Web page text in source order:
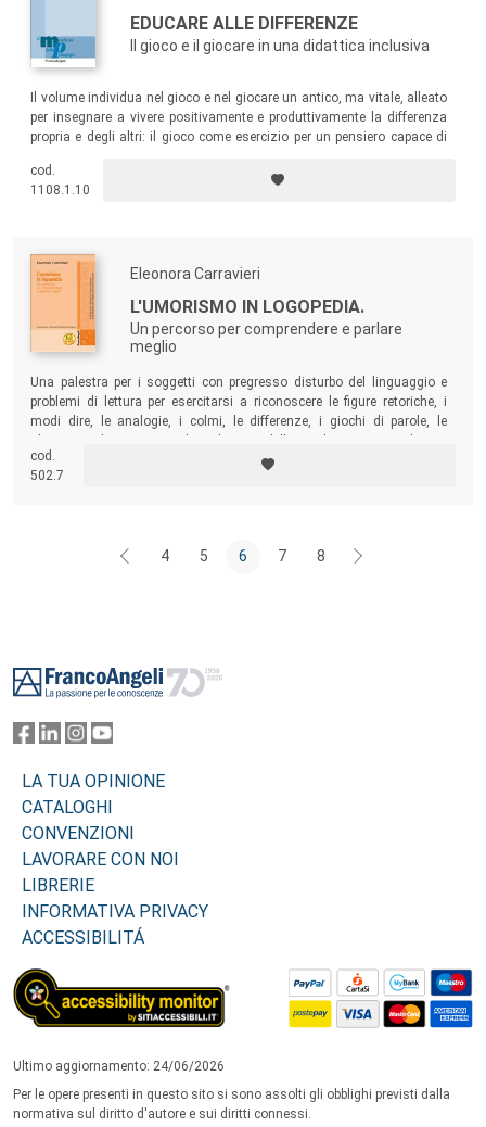
EDUCARE ALLE DIFFERENZE
Il gioco e il giocare in una didattica inclusiva
Il volume individua nel gioco e nel giocare un antico, ma vitale, alleato
per insegnare a vivere positivamente e produttivamente la differenza
propria e degli altri: il gioco come esercizio per un pensiero capace di
contro chiusure pregiudiziali e atteggiamenti dogmatici e intolleranti.
cod.
1108.1.10
Eleonora Carravieri
L'UMORISMO IN LOGOPEDIA.
Un percorso per comprendere e parlare
meglio
Una palestra per i soggetti con pregresso disturbo del linguaggio e
problemi di lettura per esercitarsi a riconoscere le figure retoriche, i
modi dire, le analogie, i colmi, le differenze, i giochi di parole, le
percorso cognitivo linguistico per imparare a leggere la realtà
attraverso le varie sfumature della lingua.
cod.
502.7
4 5 6 7 8
LA TUA OPINIONE
CATALOGHI
CONVENZIONI
LAVORARE CON NOI
LIBRERIE
INFORMATIVA PRIVACY
ACCESSIBILITÁ
Ultimo aggiornamento: 24/06/2026
Per le opere presenti in questo sito si sono assolti gli obblighi previsti dalla
normativa sul diritto d'autore e sui diritti connessi.